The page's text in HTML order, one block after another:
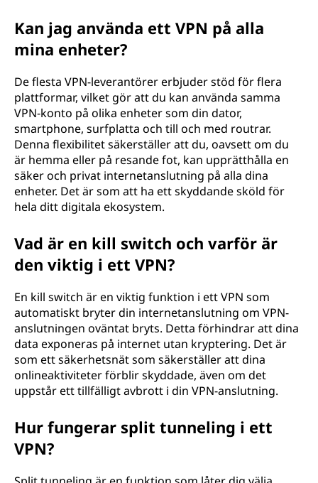
Kan jag använda ett VPN på alla
mina enheter?
De flesta VPN-leverantörer erbjuder stöd för flera
plattformar, vilket gör att du kan använda samma
VPN-konto på olika enheter som din dator,
smartphone, surfplatta och till och med routrar.
Denna flexibilitet säkerställer att du, oavsett om du
är hemma eller på resande fot, kan upprätthålla en
säker och privat internetanslutning på alla dina
enheter. Det är som att ha ett skyddande sköld för
hela ditt digitala ekosystem.
Vad är en kill switch och varför är
den viktig i ett VPN?
En kill switch är en viktig funktion i ett VPN som
automatiskt bryter din internetanslutning om VPN-
anslutningen oväntat bryts. Detta förhindrar att dina
data exponeras på internet utan kryptering. Det är
som ett säkerhetsnät som säkerställer att dina
onlineaktiviteter förblir skyddade, även om det
uppstår ett tillfälligt avbrott i din VPN-anslutning.
Hur fungerar split tunneling i ett
VPN?